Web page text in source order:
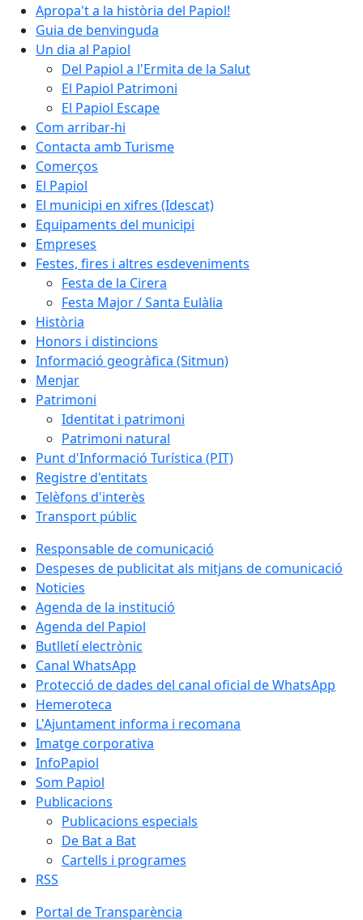
Apropa't a la història del Papiol!
Guia de benvinguda
Un dia al Papiol
Del Papiol a l'Ermita de la Salut
El Papiol Patrimoni
El Papiol Escape
Com arribar-hi
Contacta amb Turisme
Comerços
El Papiol
El municipi en xifres (Idescat)
Equipaments del municipi
Empreses
Festes, fires i altres esdeveniments
Festa de la Cirera
Festa Major / Santa Eulàlia
Història
Honors i distincions
Informació geogràfica (Sitmun)
Menjar
Patrimoni
Identitat i patrimoni
Patrimoni natural
Punt d'Informació Turística (PIT)
Registre d'entitats
Telèfons d'interès
Transport públic
Responsable de comunicació
Despeses de publicitat als mitjans de comunicació
Noticies
Agenda de la institució
Agenda del Papiol
Butlletí electrònic
Canal WhatsApp
Protecció de dades del canal oficial de WhatsApp
Hemeroteca
L'Ajuntament informa i recomana
Imatge corporativa
InfoPapiol
Som Papiol
Publicacions
Publicacions especials
De Bat a Bat
Cartells i programes
RSS
Portal de Transparència